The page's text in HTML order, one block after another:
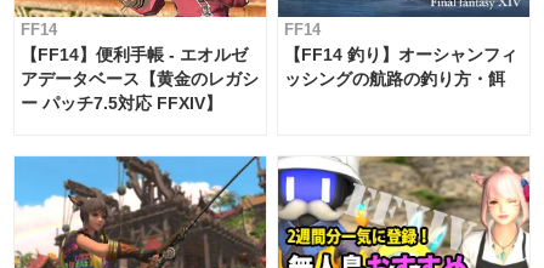
FF14
【FF14】便利手帳 - エオルゼ
アデータベース【黄金のレガシ
ー パッチ7.5対応 FFXIV】
FF14
【FF14 釣り】オーシャンフィ
ッシングの航路の釣り方・餌